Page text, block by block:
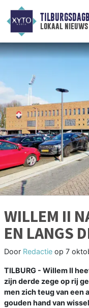
lokaal nieuws
WILLEM II
EN LANGS
Door Redactie op 7
TILBURG - Willem II
zijn derde zege op rij
men zich teug van een
gouden hand van